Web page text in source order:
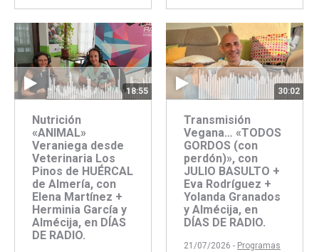
con
Facebook
con
Twitter
concon
18:55
Nutrición
«ANIMAL»
Veraniega desde
Veterinaria Los
Pinos de HUÉRCAL
de Almería, con
Elena Martínez +
Herminia García y
Almécija, en DÍAS
DE RADIO.
30:02
Transmisión
Vegana… «TODOS
GORDOS (con
perdón)», con
JULIO BASULTO +
Eva Rodríguez +
Yolanda Granados
y Almécija, en
DÍAS DE RADIO.
21/07/2026 - Programas